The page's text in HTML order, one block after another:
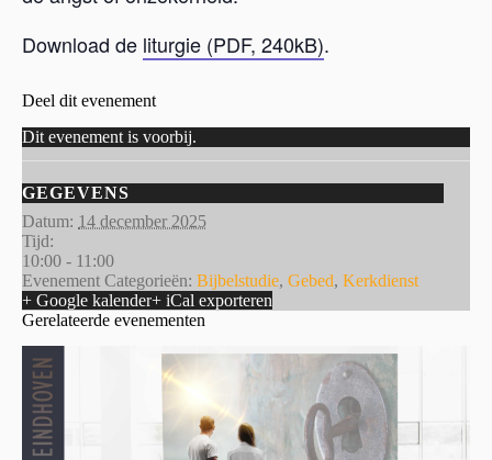
Download de liturgie (PDF, 240kB).
Deel dit evenement
Dit evenement is voorbij.
GEGEVENS
Datum: 14 december 2025
Tijd:
10:00 - 11:00
Evenement Categorieën: Bijbelstudie, Gebed, Kerkdienst
+ Google kalender+ iCal exporteren
Gerelateerde evenementen